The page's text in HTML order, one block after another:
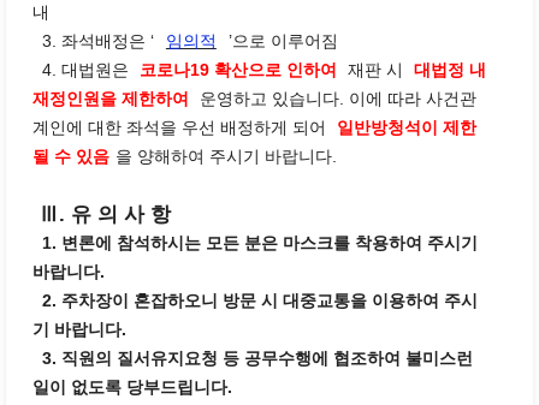
내
3. 좌석배정은 ‘
임의적
’으로 이루어짐
4. 대법원은
코로나19 확산으로 인하여 재판 시
대법정 내
재정인원을 제한하여
운영하고 있습니다. 이에 따라 사건관
계인에 대한 좌석을 우선 배정하게 되어
일반방청석이 제한
될 수 있음 을 양해하여 주시기 바랍니다.
Ⅲ. 유 의 사 항
1. 변론에 참석하시는 모든 분은 마스크를 착용하여 주시기
바랍니다.
2. 주차장이 혼잡하오니 방문 시 대중교통을 이용하여 주시
기 바랍니다.
3. 직원의 질서유지요청 등 공무수행에 협조하여 불미스런
일이 없도록 당부드립니다.